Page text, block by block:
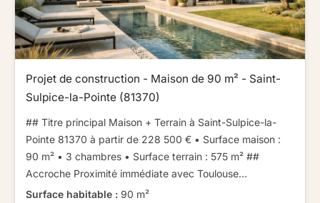
Projet de construction - Maison de 90 m² - Saint-
Sulpice-la-Pointe (81370)
## Titre principal ​ ​Maison + Terrain à Saint-Sulpice-la-
Pointe 81370 à partir de 228 500 € ​ ​• Surface maison :
90 m² • 3 chambres • Surface terrain : 575 m² ​ ​​ ​##
Accroche ​ ​Proximité immédiate avec Toulouse...
Surface habitable : 90 m²